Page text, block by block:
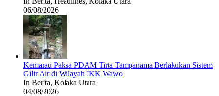
06/08/2026
Kemarau Paksa PDAM Tirta Tampanama Berlakukan Sistem
Gilir Air di Wilayah IKK Wawo
In Berita, Kolaka Utara
04/08/2026